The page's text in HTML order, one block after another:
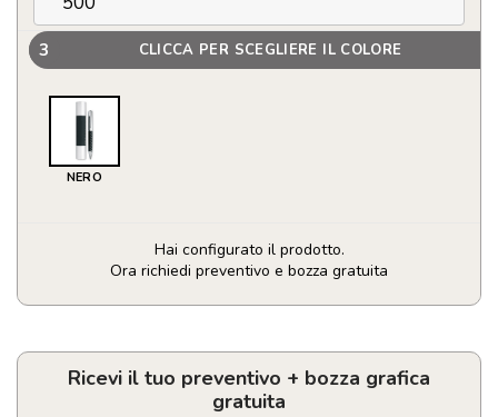
3 CLICCA PER SCEGLIERE IL COLORE
NERO
Hai configurato il prodotto.
Ora richiedi preventivo e bozza gratuita
Penna
sfera
Ricevi il tuo preventivo + bozza grafica
gratuita